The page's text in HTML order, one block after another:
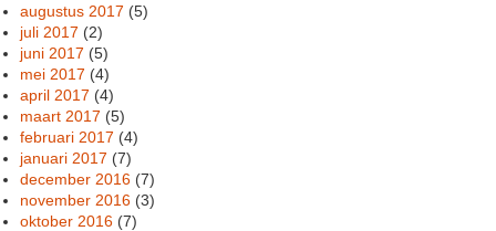
augustus 2017 (5)
juli 2017 (2)
juni 2017 (5)
mei 2017 (4)
april 2017 (4)
maart 2017 (5)
februari 2017 (4)
januari 2017 (7)
december 2016 (7)
november 2016 (3)
oktober 2016 (7)